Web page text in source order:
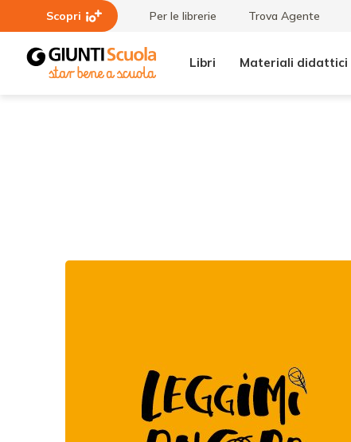
Scopri Per le librerie Trova Agente
Libri Materiali didattici